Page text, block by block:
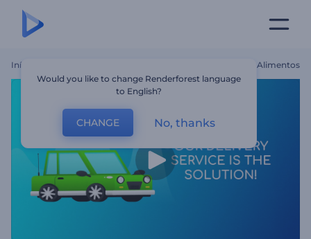
Início Apresentação Ao Serviço De Entrega De Alimentos
Would you like to change Renderforest language
to English?
CHANGE No, thanks